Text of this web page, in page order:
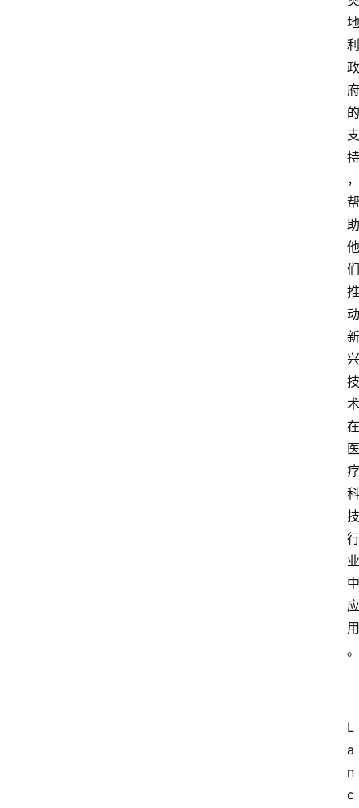
地
利
政
府
的
支
持
，
帮
助
他
们
推
动
新
兴
技
术
在
医
疗
科
技
行
业
中
应
用
。
L
a
n
c